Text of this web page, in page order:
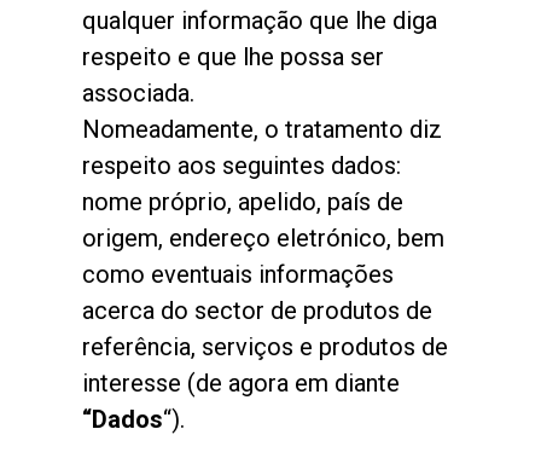
qualquer informação que lhe diga
respeito e que lhe possa ser
associada.
Nomeadamente, o tratamento diz
respeito aos seguintes dados:
nome próprio, apelido, país de
origem, endereço eletrónico, bem
como eventuais informações
acerca do sector de produtos de
referência, serviços e produtos de
interesse (de agora em diante
“Dados“).
Política de Privacidade